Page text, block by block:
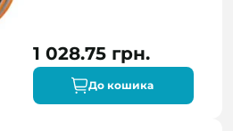
1 028.75 грн.
До кошика